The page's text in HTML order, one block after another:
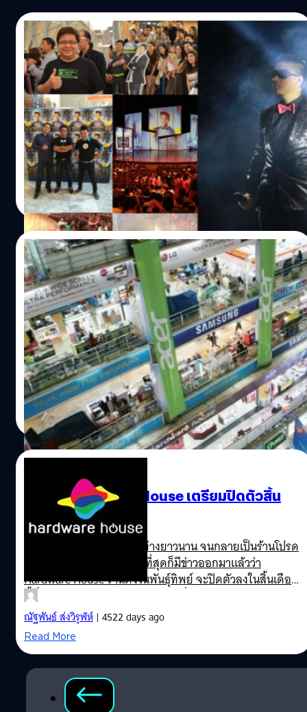
09/06/2014
ประมวลภาพบรรยากาศงาน “NuiShow โซเชีย
ลมีเดี่ยว”
ทางแบไต๋ ได้ทำการรวบรวมภาพบรรยากาศงาน "NuiShow
โซเชียลมีเดี่ยว Talk Tech Spectacular" มาไว้แล้วที่นี่ ซึ่งเรียก
ได้ว่าเป็น Talk Show IT ที่ได้รวบรวมทั้งความฮาและสาระเข้า
ด้วยกัน งานนี้ต้องขอขอบคุณทุก ๆ ท่านที่ได้เข้ามารับชมกันจน
เนืองแน่นไปทั้งฮอลครับ (กดที่รูปเพื่อดูภาพเต็ม)
Totsapon Kritsadangphorn| 4442 days ago
Read More
22/04/2014
มาเอง! ผู้บริหารเผย ‘พันธุ์ทิพย์’ เตรียมรีโนเวท
เดือนหน้า สลัดภาพ ‘ตึกคอมแผ่นผี’
นาย ยงยุทธ ไชยชนะ กรรมการผู้จัดการ บริษัท ทิพย์พัฒน
อาเขต จำกัด เปิดเผยว่าพันธุ์ทิพย์ ห้างไอทีชื่อดังเตรียม
เปลี่ยนกลยุทธ์การทำธุรกิจหลังจากก่อตั้งรับใช้ประชาชนคอ
ไอทีมากว่า 30 ปี พร้อมเปลี่ยนอิมเมจใหม่เน้น 'ไลฟสไตล์
มอลล์' มากขึ้น โละภาพตึกแผ่นผีในอดีต
ณัฐพันธ์ ส่งวิรุฬห์| 4489 days ago
Read More
ใจหาย! Hardware House เตรียมปิดตัวสิ้น
เดือนนี้แล้ว
หลังจากเปิดให้บริการมาอย่างยาวนาน จนกลายเป็นร้านโปรด
ของชาวไอทีมาหลายรุ่น ในที่สุดก็มีข่าวออกมาแล้วว่า
Hardware House ร้านดังในพันธุ์ทิพย์ จะปิดตัวลงในสิ้นเดือน
นี้ ซึ่ง Hardware House ถือเป็นร้านที่มีการนำเข้า จัดจำหน่าย
สินค้าไอทีหลากหลายชนิด ที่คอไอทีมักจะมาสำรวจสินค้า
ใหม่ๆ เสมอ และกำลังจะกลายเป็นอีกหนึ่งหน้าความทรงจำ
ของสาวกไอทีทุกคนนับจากนี้
ณัฐพันธ์ ส่งวิรุฬห์| 4522 days ago
Read More